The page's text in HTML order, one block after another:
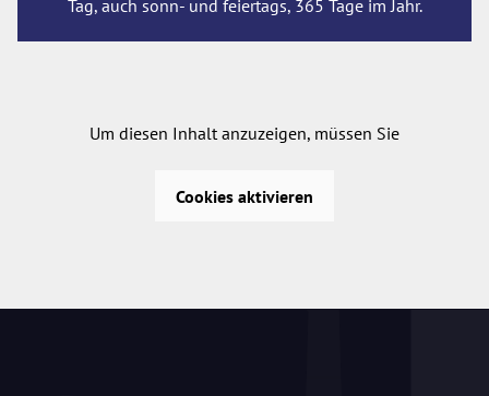
Tag, auch sonn- und feiertags, 365 Tage im Jahr.
Um diesen Inhalt anzuzeigen, müssen Sie
Cookies aktivieren